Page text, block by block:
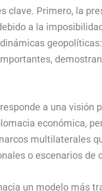
clave. Primero, la
a la
a una visión
económica,
multilaterales
o escenarios de
un modelo más